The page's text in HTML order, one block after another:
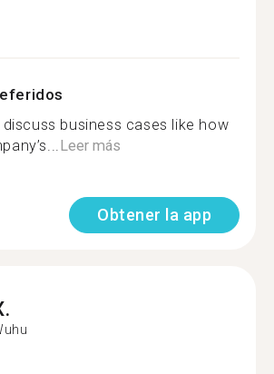
business cases like how
Leer más
Obtener la app